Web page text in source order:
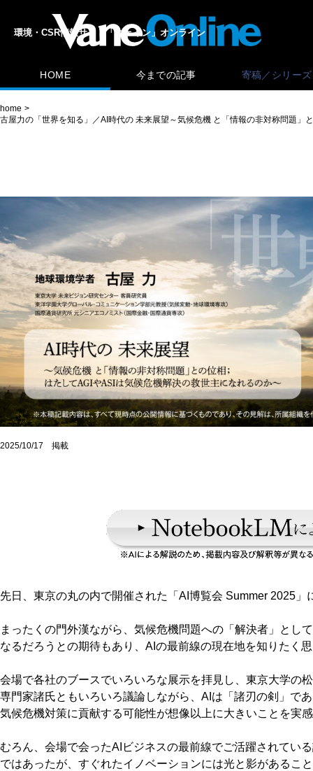
環境・CSR情報サイト「ヴェイン」オンライン
HOME 今までの記事 寄稿／シリーズ
home
古屋力の「世界を知る」／AI時代の 未来展望～気候危機 と「情報の非対称問題
2025/10/17 掲載
先日、東京の丸の内で開催された「AI博覧会 Summer 2025
まったくの門外漢ながら、気候危機問題への「解決者」とし
なるだろうとの期待もあり、AIの最前線の現在地を知りたく
会場で各社のブースでいろいろな展示を拝見し、東京大学の
専門家諸氏ともいろいろ議論しながら、AIは「諸刃の剣」で
気候危機対策に貢献する可能性が想像以上に大きいことを実
むろん、会場で会ったAIビジネスの最前線でご活躍されてい
ではあったが、すぐれたイノベーションには光と影があるこ